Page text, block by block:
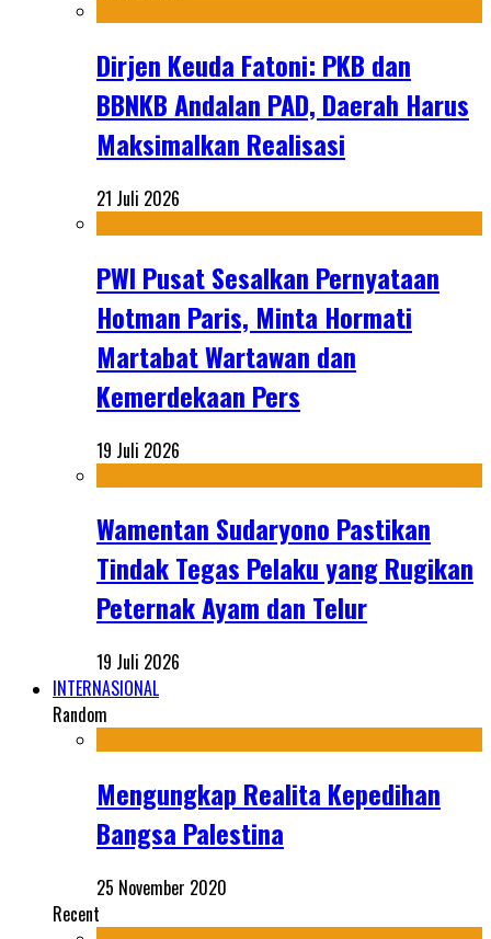
Dirjen Keuda Fatoni: PKB dan
BBNKB Andalan PAD, Daerah Harus
Maksimalkan Realisasi
21 Juli 2026
PWI Pusat Sesalkan Pernyataan
Hotman Paris, Minta Hormati
Martabat Wartawan dan
Kemerdekaan Pers
19 Juli 2026
Wamentan Sudaryono Pastikan
Tindak Tegas Pelaku yang Rugikan
Peternak Ayam dan Telur
19 Juli 2026
INTERNASIONAL
Random
Mengungkap Realita Kepedihan
Bangsa Palestina
25 November 2020
Recent